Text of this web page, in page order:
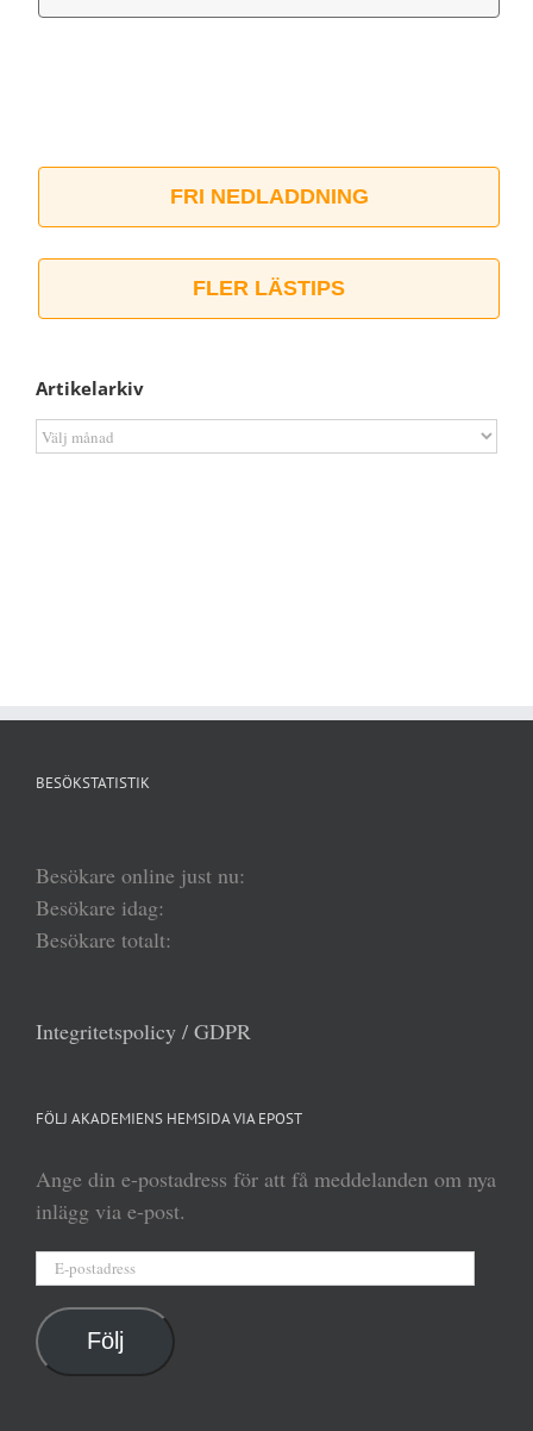
FRI NEDLADDNING
FLER LÄSTIPS
Artikelarkiv
Artikelarkiv
BESÖKSTATISTIK
Besökare online just nu:
Besökare idag:
Besökare totalt:
Integritetspolicy / GDPR
FÖLJ AKADEMIENS HEMSIDA VIA EPOST
Ange din e-postadress för att få meddelanden om nya
inlägg via e-post.
postadress
Följ